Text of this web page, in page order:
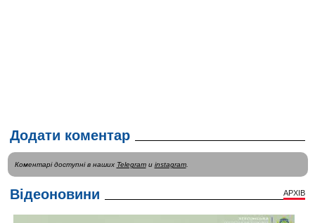
Додати коментар
Коментарі доступні в наших Telegramи instagram.
Відеоновини АРХІВ